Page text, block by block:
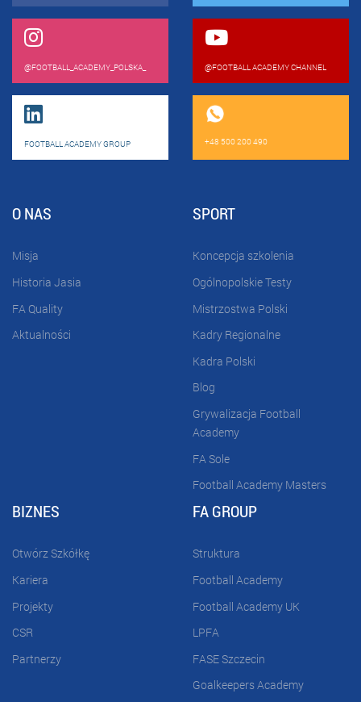
@FOOTBALL_ACADEMY_POLSKA_ @FOOTBALL ACADEMY CHANNEL
FOOTBALL ACADEMY GROUP +48 500 200 490
O NAS
Misja
Historia Jasia
FA Quality
Aktualności
SPORT
Koncepcja szkolenia
Ogólnopolskie Testy
Mistrzostwa Polski
Kadry Regionalne
Kadra Polski
Blog
Grywalizacja Football
Academy
FA Sole
Football Academy Masters
BIZNES
Otwórz Szkółkę
Kariera
Projekty
CSR
Partnerzy
FA GROUP
Struktura
Football Academy
Football Academy UK
LPFA
FASE Szczecin
Goalkeepers Academy